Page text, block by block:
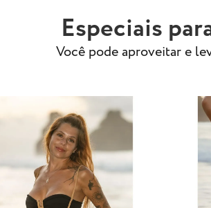
Especiais
Você pode aproveitar e